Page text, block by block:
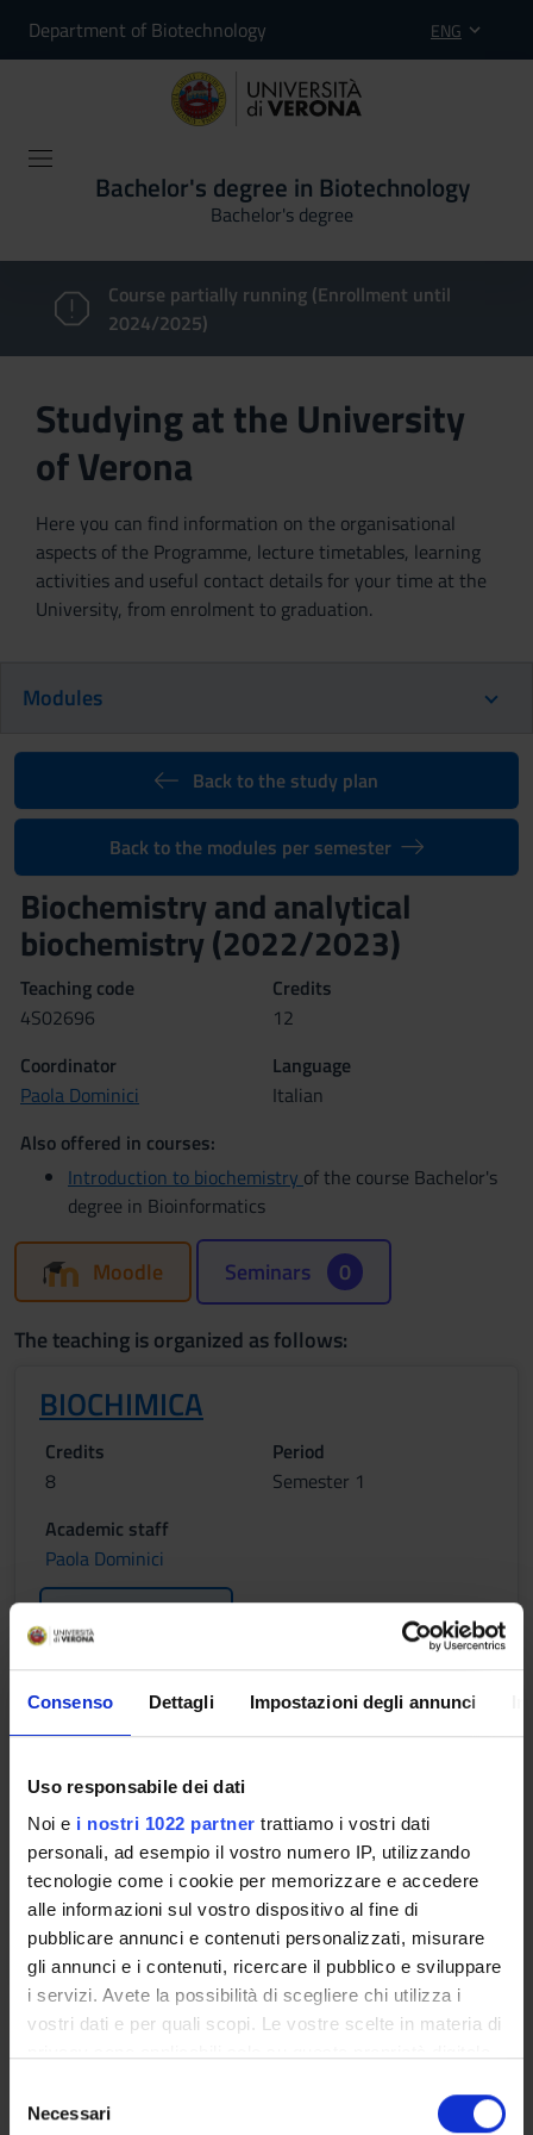
Consenso Dettagli Impostazioni degli annunci
Uso responsabile dei dati
Noi e i nostri 1022 partner trattiamo i vostri dati
personali, ad esempio il vostro numero IP, utilizzando
tecnologie come i cookie per memorizzare e accedere
alle informazioni sul vostro dispositivo al fine di
pubblicare annunci e contenuti personalizzati, misurare
gli annunci e i contenuti, ricercare il pubblico e sviluppare
i servizi. Avete la possibilità di scegliere chi utilizza i
vostri dati e per quali scopi. Le vostre scelte in materia di
modificare o revocare il proprio consenso in qualsiasi
Necessari
Department of Biotechnology ENG
Bachelor's degree in Biotechnology
Bachelor's degree
Course partially running (Enrollment until
2024/2025)
Studying at the University
of Verona
Here you can find information on the organisational
aspects of the Programme, lecture timetables, learning
activities and useful contact details for your time at the
University, from enrolment to graduation.
Modules
Back to the study plan
Back to the modules per semester
Biochemistry and analytical
biochemistry (2022/2023)
Teaching code
4S02696
Credits
12
Coordinator
Paola Dominici
Language
Italian
Also offered in courses:
Introduction to biochemistry of the course Bachelor's
degree in Bioinformatics
Moodle Seminars 0
The teaching is organized as follows:
BIOCHIMICA
Credits
8
Period
Semester 1
Academic staff
Paola Dominici
BIOCHIMICA ANALITICA
4
Academic staff
See the unit page
Lessons timetable
Learning objectives
Biochemistry is a branch of life sciences which deals with the
study of chemical reactions and their organization in living
cells and organisms. It takes into account the studies related